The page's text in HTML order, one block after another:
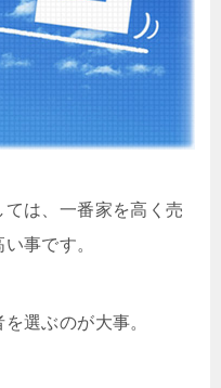
は、一番家を高く売
事です。
選ぶのが大事。